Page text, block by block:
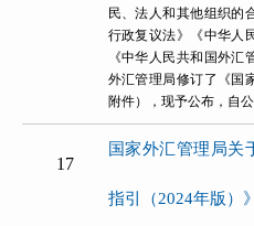
民、法人和其他组织的
行政复议法》《中华人
《中华人民共和国外
外汇管理局修订了《国
附件），现予公布，自公
17
国家外汇管理局关
指引（2024年版）